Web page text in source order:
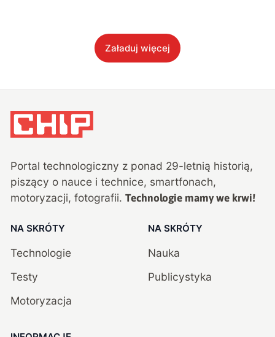
Załaduj więcej
Portal technologiczny z ponad 29-letnią historią,
piszący o nauce i technice, smartfonach,
motoryzacji, fotografii. Technologie mamy we krwi!
NA SKRÓTY
Technologie
Testy
Motoryzacja
NA SKRÓTY
Nauka
Publicystyka